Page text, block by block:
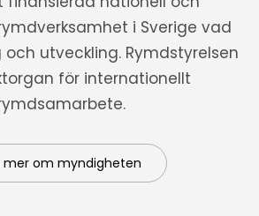
i Sverige vad
utveckling. Rymdstyrelsen
för internationellt
mer om myndigheten